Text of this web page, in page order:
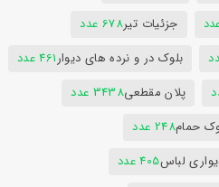
جزئیات تیر678 عدد
بلوک در و نرده های دیوار461 عدد
پلان مقطعی3438 عدد
حمام248 عدد
لباس405 عدد